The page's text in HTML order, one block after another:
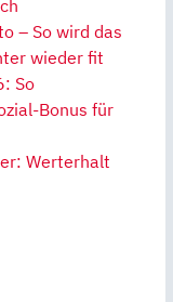
– So wird das
wieder fit
So
Bonus für
Werterhalt